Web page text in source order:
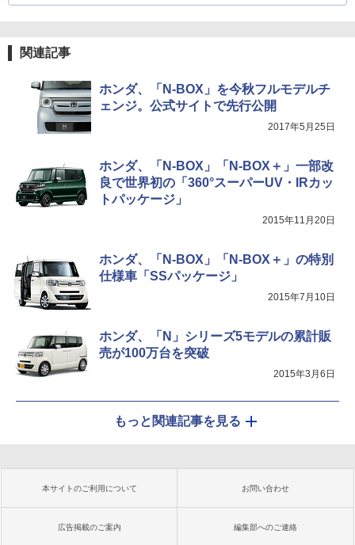
関連記事
ホンダ、「N-BOX」を今秋フルモデルチ
ェンジ。公式サイトで先行公開
2017年5月25日
ホンダ、「N-BOX」「N-BOX＋」一部改
良で世界初の「360°スーパーUV・IRカッ
トパッケージ」
2015年11月20日
ホンダ、「N-BOX」「N-BOX＋」の特別
仕様車「SSパッケージ」
2015年7月10日
ホンダ、「N」シリーズ5モデルの累計販
売が100万台を突破
2015年3月6日
もっと関連記事を見る
本サイトのご利用について お問い合わせ
広告掲載のご案内 編集部へのご連絡